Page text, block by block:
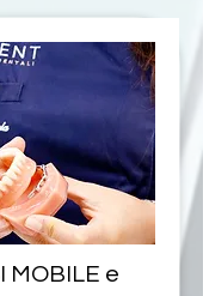
MOBILE e